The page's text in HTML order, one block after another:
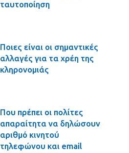
ταυτοποίηση
Ποιες είναι οι σημαντικές
αλλαγές για τα χρέη της
κληρονομιάς
Που πρέπει οι πολίτες
απαραίτητα να δηλώσουν
αριθμό κινητού
τηλεφώνου και email